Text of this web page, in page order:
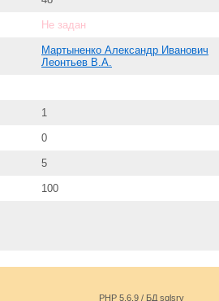
Не задан
Мартыненко Александр Иванович
Леонтьев В.А.
1
0
5
100
PHP 5.6.9 / БД sqlsrv